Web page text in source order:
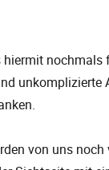
hiermit nochmals
unkomplizierte
von uns noch